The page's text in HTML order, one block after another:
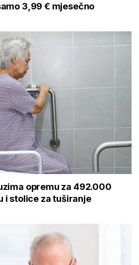
3,99 € mjesečno
opremu za 492.000
i stolice za tuširanje